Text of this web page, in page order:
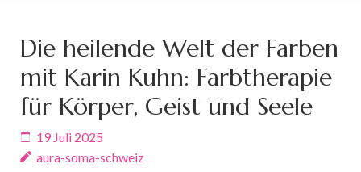
Die heilende Welt der Farben
mit Karin Kuhn: Farbtherapie
für Körper, Geist und Seele
19 Juli 2025
aura-soma-schweiz